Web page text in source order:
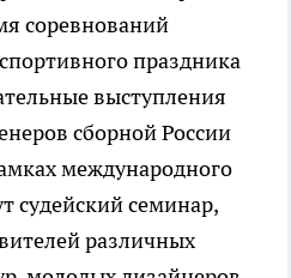
соревнований
праздника
выступления
сборной России
международного
судейский семинар,
различных